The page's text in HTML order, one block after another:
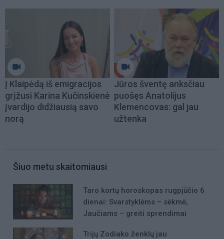
Į Klaipėdą iš emigracijos
grįžusi Karina Kučinskienė
įvardijo didžiausią savo
norą
Jūros šventę anksčiau
puošęs Anatolijus
Klemencovas: gal jau
užtenka
Šiuo metu skaitomiausi
Taro kortų horoskopas rugpjūčio 6
dienai: Svarstyklėms – sėkmė,
Jaučiams – greiti sprendimai
Trijų Zodiako ženklų jau